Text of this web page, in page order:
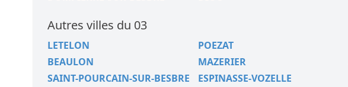
Autres villes du 03
LETELON POEZAT
BEAULON
MAZERIER
SAINT-POURCAIN-SUR-BESBRE
ESPINASSE-VOZELLE